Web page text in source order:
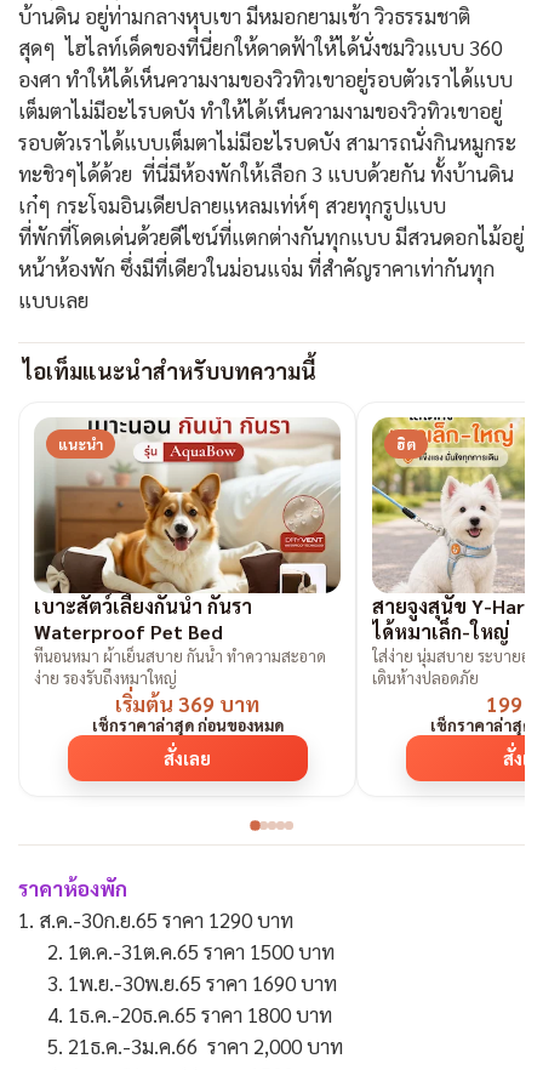
บ้านดิน อยู่ท่ามกลางหุบเขา มีหมอกยามเช้า วิวธรรมชาติ
สุดๆ ไฮไลท์เด็ดของที่นี่ยกให้ดาดฟ้าให้ได้นั่งชมวิวแบบ 360
องศา ทำให้ได้เห็นความงามของวิวทิวเขาอยู่รอบตัวเราได้แบบ
เต็มตาไม่มีอะไรบดบัง ทำให้ได้เห็นความงามของวิวทิวเขาอยู่
รอบตัวเราได้แบบเต็มตาไม่มีอะไรบดบัง สามารถนั่งกินหมูกระ
ทะชิวๆได้ด้วย ที่นี่มีห้องพักให้เลือก 3 แบบด้วยกัน ทั้งบ้านดิน
เก๋ๆ กระโจมอินเดียปลายแหลมเท่ห์ๆ สวยทุกรูปแบบ
ที่พักที่โดดเด่นด้วยดีไซน์ที่แตกต่างกันทุกแบบ มีสวนดอกไม้อยู่
หน้าห้องพัก ซึ่งมีที่เดียวในม่อนแจ่ม ที่สำคัญราคาเท่ากันทุก
แบบเลย
ไอเท็มแนะนำสำหรับบทความนี้
แนะนำ
เบาะสัตว์เลี้ยงกันน้ำ กันรา
Waterproof Pet Bed
ที่นอนหมา ผ้าเย็นสบาย กันน้ำ ทำความสะอาด
ง่าย รองรับถึงหมาใหญ่
เริ่มต้น 369 บาท
เช็กราคาล่าสุด ก่อนของหมด
สั่งเลย
ฮิต
สายจูงสุนัข Y-
ได้หมาเล็ก-ใหญ่
ใส่ง่าย นุ่มสบาย ระบายอา
เดินห้างปลอดภัย
199
เช็กราคาล่าสุด
สั่งเ
ราคาห้องพัก
1. ส.ค.-30ก.ย.65 ราคา 1290 บาท
2. 1ต.ค.-31ต.ค.65 ราคา 1500 บาท
3. 1พ.ย.-30พ.ย.65 ราคา 1690 บาท
4. 1ธ.ค.-20ธ.ค.65 ราคา 1800 บาท
5. 21ธ.ค.-3ม.ค.66 ราคา 2,000 บาท